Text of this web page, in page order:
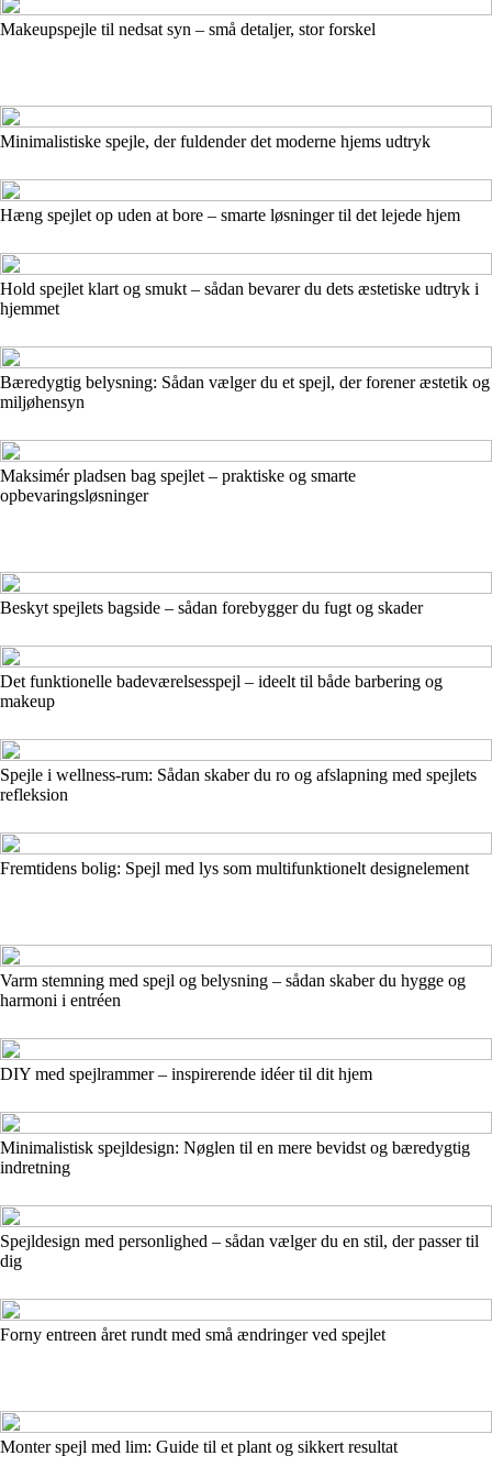
Makeupspejle til nedsat syn – små detaljer, stor forskel
Minimalistiske spejle, der fuldender det moderne hjems udtryk
Hæng spejlet op uden at bore – smarte løsninger til det lejede hjem
Hold spejlet klart og smukt – sådan bevarer du dets æstetiske udtryk i
hjemmet
Bæredygtig belysning: Sådan vælger du et spejl, der forener æstetik og
miljøhensyn
Maksimér pladsen bag spejlet – praktiske og smarte
opbevaringsløsninger
Beskyt spejlets bagside – sådan forebygger du fugt og skader
Det funktionelle badeværelsesspejl – ideelt til både barbering og
makeup
Spejle i wellness-rum: Sådan skaber du ro og afslapning med spejlets
refleksion
Fremtidens bolig: Spejl med lys som multifunktionelt designelement
Varm stemning med spejl og belysning – sådan skaber du hygge og
harmoni i entréen
DIY med spejlrammer – inspirerende idéer til dit hjem
Minimalistisk spejldesign: Nøglen til en mere bevidst og bæredygtig
indretning
Spejldesign med personlighed – sådan vælger du en stil, der passer til
dig
Forny entreen året rundt med små ændringer ved spejlet
Monter spejl med lim: Guide til et plant og sikkert resultat